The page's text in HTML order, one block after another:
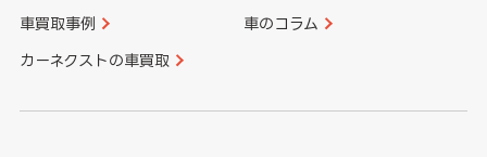
車買取事例 車のコラム
カーネクストの車買取